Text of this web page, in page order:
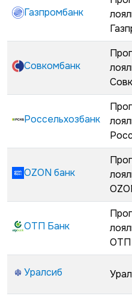
Газпромбанк
Совкомбанк
Россельхозбанк
OZON банк
ОТП Банк
ОТП
Уралсиб